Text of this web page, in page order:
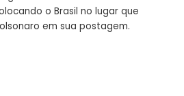
o Brasil no lugar que
em sua postagem.